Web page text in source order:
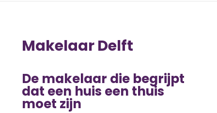
Makelaar Delft
De makelaar die begrijpt
dat een huis een thuis
moet zijn